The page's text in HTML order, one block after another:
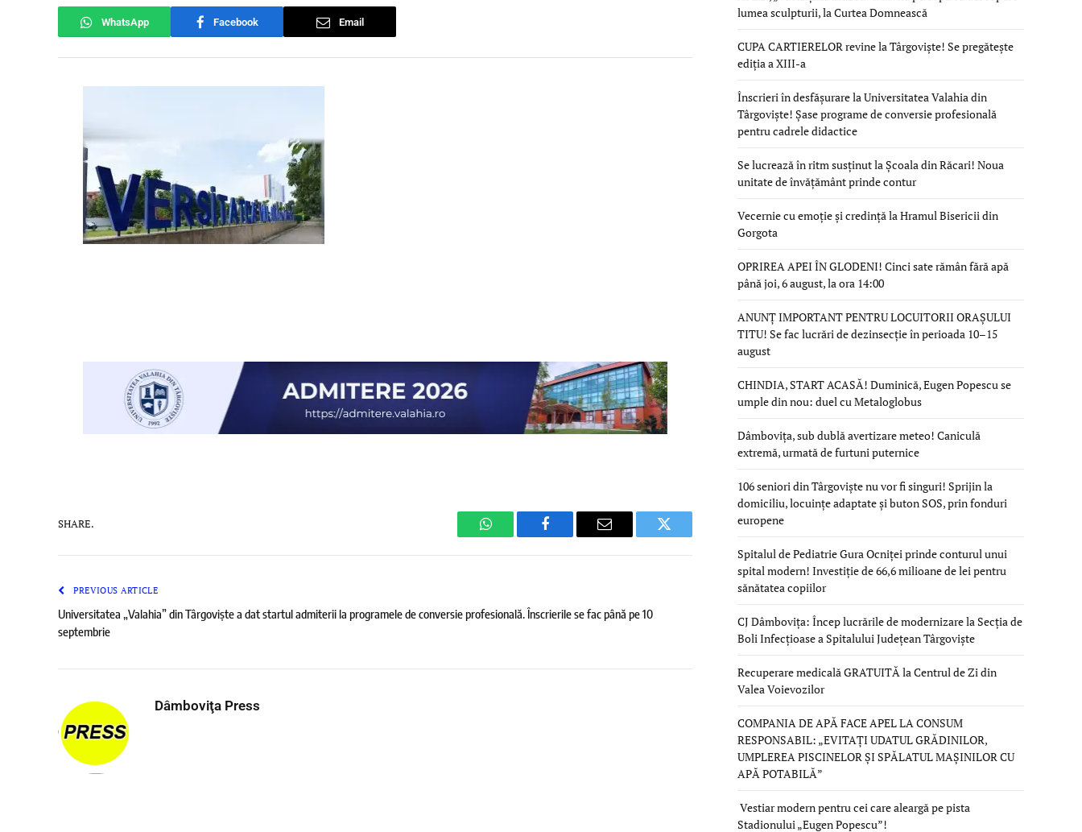
WhatsApp Facebook Email
SHARE.
WhatsAppFacebook Email Twitter
PREVIOUS ARTICLE
Universitatea „Valahia” din Târgoviște a dat startul admiterii la programele de conversie profesională. Înscrierile se fac până pe 10
septembrie
Dâmboviţa Press
lumea sculpturii, la Curtea Domnească
CUPA CARTIERELOR revine la Târgoviște! Se pregătește
ediția a XIII-a
Înscrieri în desfășurare la Universitatea Valahia din
Târgoviște! Șase programe de conversie profesională
pentru cadrele didactice
Se lucrează în ritm susținut la Școala din Răcari! Noua
unitate de învățământ prinde contur
Vecernie cu emoție și credință la Hramul Bisericii din
Gorgota
OPRIREA APEI ÎN GLODENI! Cinci sate rămân fără apă
până joi, 6 august, la ora 14:00
ANUNȚ IMPORTANT PENTRU LOCUITORII ORAȘULUI
TITU! Se fac lucrări de dezinsecție în perioada 10–15
august
CHINDIA, START ACASĂ! Duminică, Eugen Popescu se
umple din nou: duel cu Metaloglobus
Dâmbovița, sub dublă avertizare meteo! Caniculă
extremă, urmată de furtuni puternice
106 seniori din Târgoviște nu vor fi singuri! Sprijin la
domiciliu, locuințe adaptate și buton SOS, prin fonduri
europene
Spitalul de Pediatrie Gura Ocniței prinde conturul unui
spital modern! Investiție de 66,6 milioane de lei pentru
sănătatea copiilor
CJ Dâmbovița: Încep lucrările de modernizare la Secția de
Boli Infecțioase a Spitalului Județean Târgoviște
Recuperare medicală GRATUITĂ la Centrul de Zi din
Valea Voievozilor
COMPANIA DE APĂ FACE APEL LA CONSUM
RESPONSABIL: „EVITAȚI UDATUL GRĂDINILOR,
UMPLEREA PISCINELOR ȘI SPĂLATUL MAȘINILOR CU
APĂ POTABILĂ”
Vestiar modern pentru cei care aleargă pe pista
Stadionului „Eugen Popescu”!